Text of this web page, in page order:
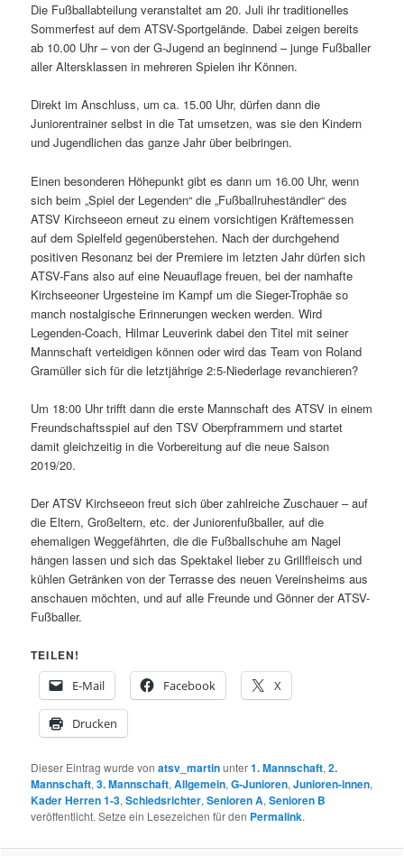
Die Fußballabteilung veranstaltet am 20. Juli ihr traditionelles
Sommerfest auf dem ATSV-Sportgelände. Dabei zeigen bereits
ab 10.00 Uhr – von der G-Jugend an beginnend – junge Fußballer
aller Altersklassen in mehreren Spielen ihr Können.
Direkt im Anschluss, um ca. 15.00 Uhr, dürfen dann die
Juniorentrainer selbst in die Tat umsetzen, was sie den Kindern
und Jugendlichen das ganze Jahr über beibringen.
Einen besonderen Höhepunkt gibt es dann um 16.00 Uhr, wenn
sich beim „Spiel der Legenden“ die „Fußballruheständler“ des
ATSV Kirchseeon erneut zu einem vorsichtigen Kräftemessen
auf dem Spielfeld gegenüberstehen. Nach der durchgehend
positiven Resonanz bei der Premiere im letzten Jahr dürfen sich
ATSV-Fans also auf eine Neuauflage freuen, bei der namhafte
Kirchseeoner Urgesteine im Kampf um die Sieger-Trophäe so
manch nostalgische Erinnerungen wecken werden. Wird
Legenden-Coach, Hilmar Leuverink dabei den Titel mit seiner
Mannschaft verteidigen können oder wird das Team von Roland
Gramüller sich für die letztjährige 2:5-Niederlage revanchieren?
Um 18:00 Uhr trifft dann die erste Mannschaft des ATSV in einem
Freundschaftsspiel auf den TSV Oberpframmern und startet
damit gleichzeitig in die Vorbereitung auf die neue Saison
2019/20.
Der ATSV Kirchseeon freut sich über zahlreiche Zuschauer – auf
die Eltern, Großeltern, etc. der Juniorenfußballer, auf die
ehemaligen Weggefährten, die die Fußballschuhe am Nagel
hängen lassen und sich das Spektakel lieber zu Grillfleisch und
kühlen Getränken von der Terrasse des neuen Vereinsheims aus
anschauen möchten, und auf alle Freunde und Gönner der ATSV-
Fußballer.
TEILEN!
E-Mail
Facebook X
Drucken
Dieser Eintrag wurde vonatsv_martinunter1. Mannschaft,2.
Mannschaft,3. Mannschaft,Allgemein,G-Junioren,Junioren-innen,
Kader Herren 1-3,Schiedsrichter,Senioren A,Senioren B
veröffentlicht. Setze ein Lesezeichen für den Permalink.